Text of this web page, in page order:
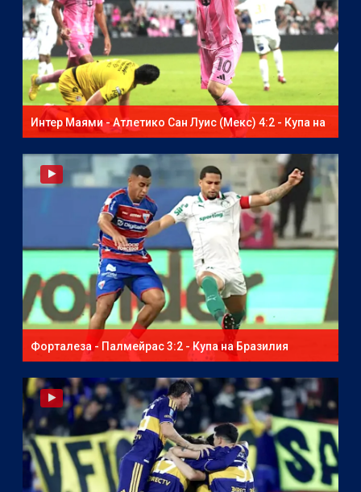
Интер Маями - Атлетико Сан Луис (Мекс) 4:2 - Купа на
Североамериканската лига
Форталеза - Палмейрас 3:2 - Купа на Бразилия